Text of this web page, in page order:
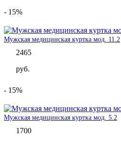
- 15%
Мужская медицинская куртка мод. 11.2
2465
руб.
- 15%
Мужская медицинская куртка мод. 5.2
1700